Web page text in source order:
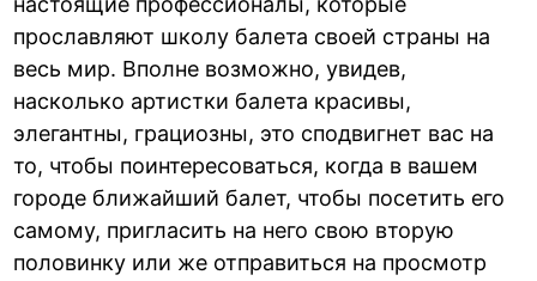
прославляют школу балета своей страны на
весь мир. Вполне возможно, увидев,
насколько артистки балета красивы,
элегантны, грациозны, это сподвигнет вас на
то, чтобы поинтересоваться, когда в вашем
городе ближайший балет, чтобы посетить его
самому, пригласить на него свою вторую
половинку или же отправиться на просмотр